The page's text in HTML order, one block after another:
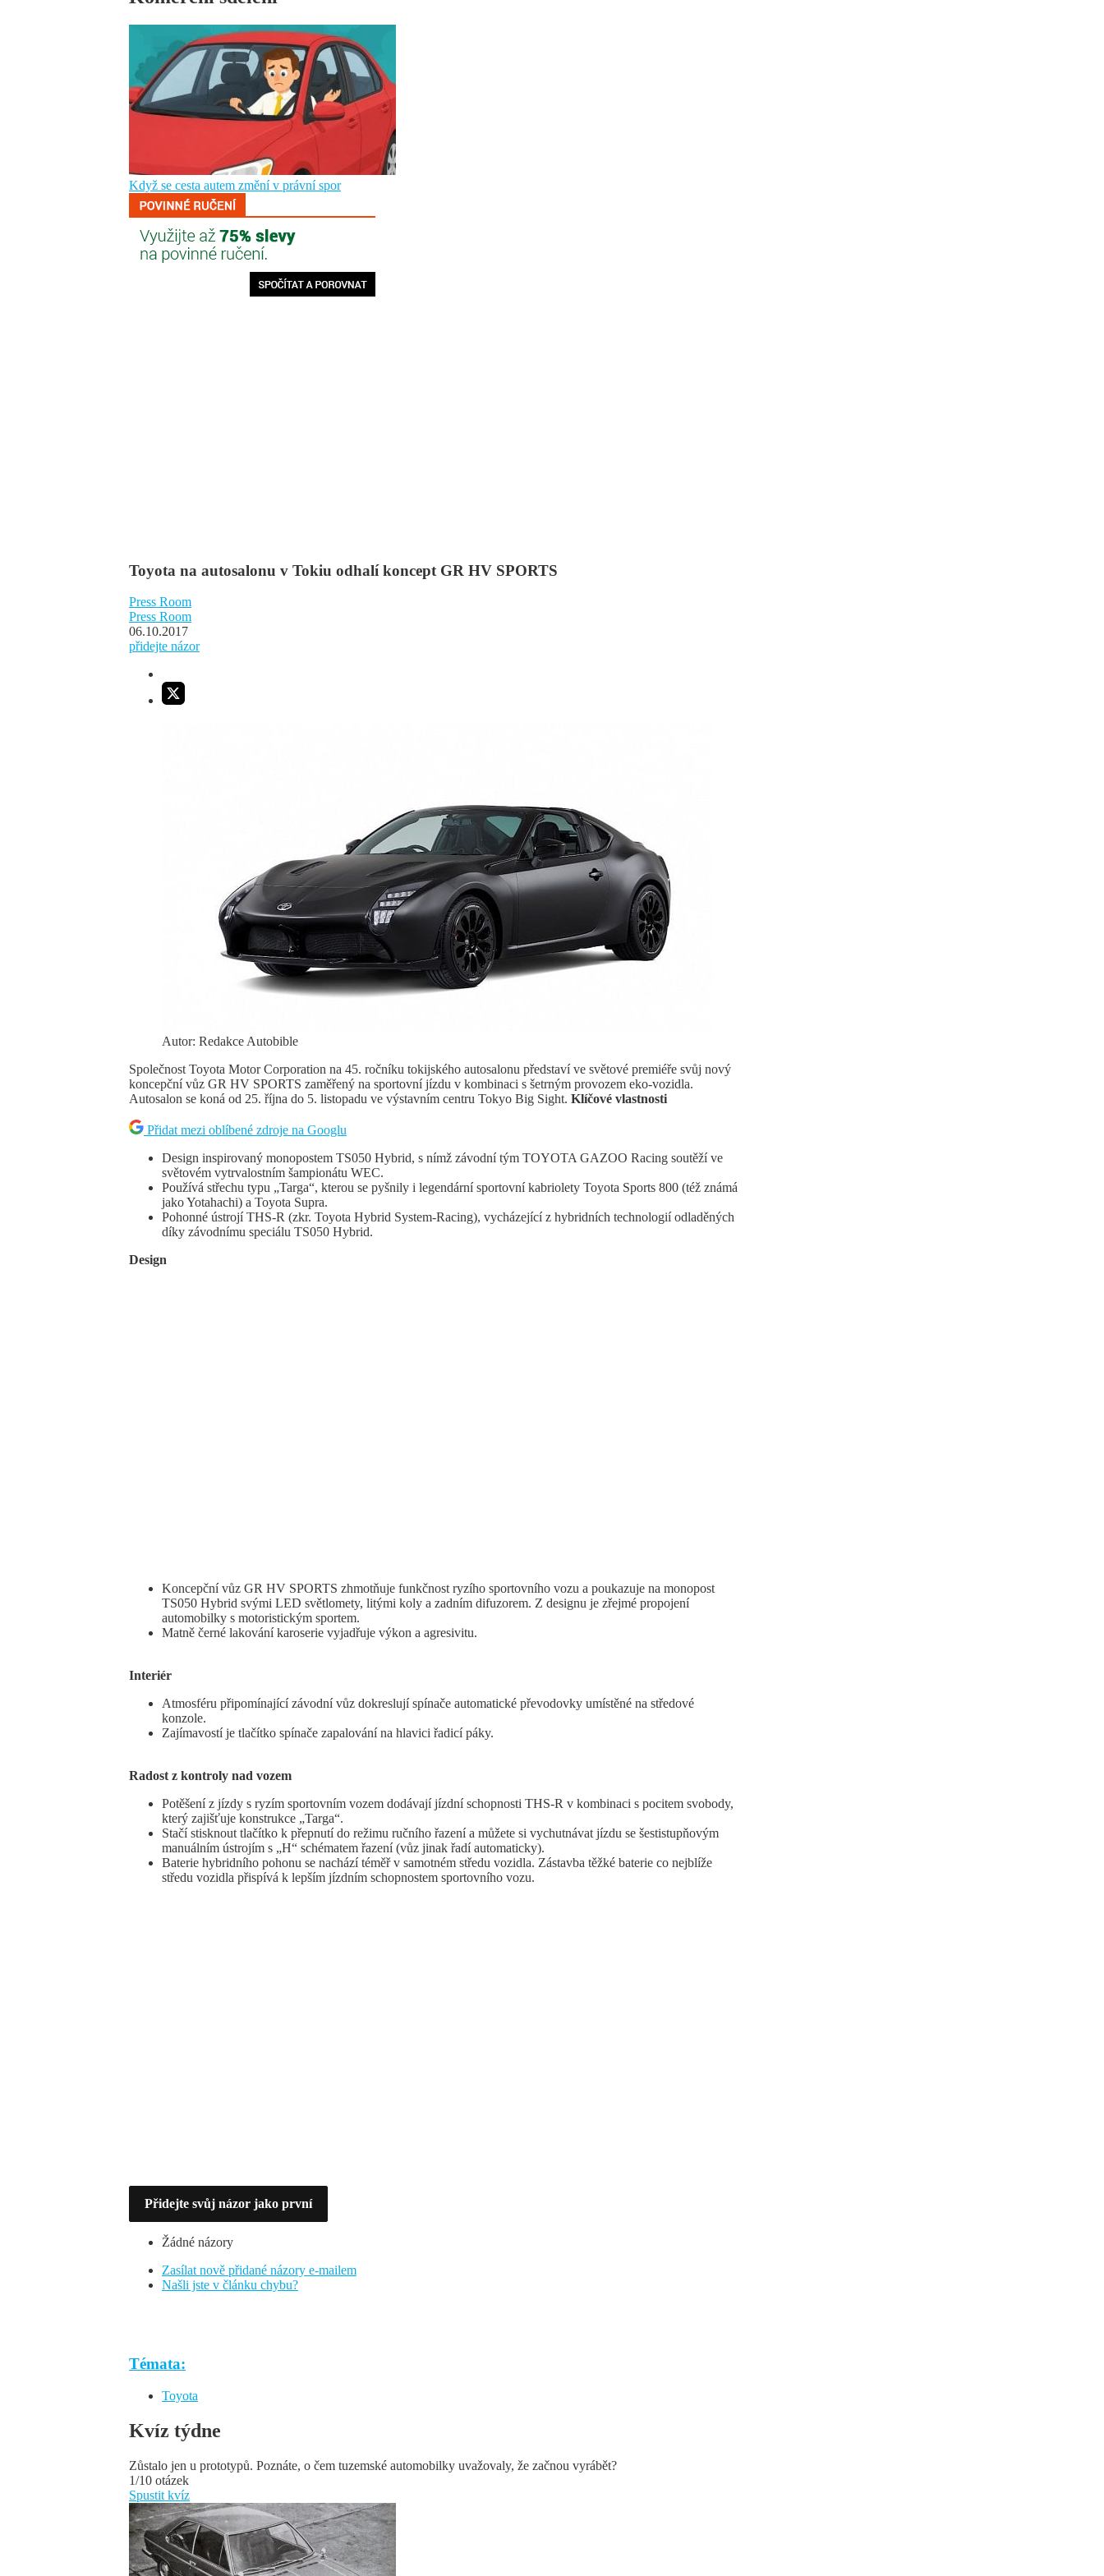
Toyota na autosalonu v Tokiu odhalí koncept GR HV SPORTS
Press Room
Press Room
06.10.2017
přidejte názor
Autor: Redakce Autobible
Společnost Toyota Motor Corporation na 45. ročníku tokijského autosalonu představí ve světové premiéře svůj nový
koncepční vůz GR HV SPORTS zaměřený na sportovní jízdu v kombinaci s šetrným provozem eko-vozidla.
Autosalon se koná od 25. října do 5. listopadu ve výstavním centru Tokyo Big Sight. Klíčové vlastnosti
Přidat mezi oblíbené zdroje na Googlu
Design inspirovaný monopostem TS050 Hybrid, s nímž závodní tým TOYOTA GAZOO Racing soutěží ve
světovém vytrvalostním šampionátu WEC.
Používá střechu typu „Targa“, kterou se pyšnily i legendární sportovní kabriolety Toyota Sports 800 (též známá
jako Yotahachi) a Toyota Supra.
Pohonné ústrojí THS-R (zkr. Toyota Hybrid System-Racing), vycházející z hybridních technologií odladěných
díky závodnímu speciálu TS050 Hybrid.
Design
Koncepční vůz GR HV SPORTS zhmotňuje funkčnost ryzího sportovního vozu a poukazuje na monopost
TS050 Hybrid svými LED světlomety, litými koly a zadním difuzorem. Z designu je zřejmé propojení
automobilky s motoristickým sportem.
Matně černé lakování karoserie vyjadřuje výkon a agresivitu.
Interiér
Atmosféru připomínající závodní vůz dokreslují spínače automatické převodovky umístěné na středové
konzole.
Zajímavostí je tlačítko spínače zapalování na hlavici řadicí páky.
Radost z kontroly nad vozem
Potěšení z jízdy s ryzím sportovním vozem dodávají jízdní schopnosti THS-R v kombinaci s pocitem svobody,
který zajišťuje konstrukce „Targa“.
Stačí stisknout tlačítko k přepnutí do režimu ručního řazení a můžete si vychutnávat jízdu se šestistupňovým
manuálním ústrojím s „H“ schématem řazení (vůz jinak řadí automaticky).
Baterie hybridního pohonu se nachází téměř v samotném středu vozidla. Zástavba těžké baterie co nejblíže
středu vozidla přispívá k lepším jízdním schopnostem sportovního vozu.
Přidejte svůj názor jako první
Žádné názory
Zasílat nově přidané názory e-mailem
Našli jste v článku chybu?
Témata:
Toyota
Kvíz týdne
Zůstalo jen u prototypů. Poznáte, o čem tuzemské automobilky uvažovaly, že začnou vyrábět?
1/10 otázek
Spustit kvíz
Když se cesta autem změní v právní spor